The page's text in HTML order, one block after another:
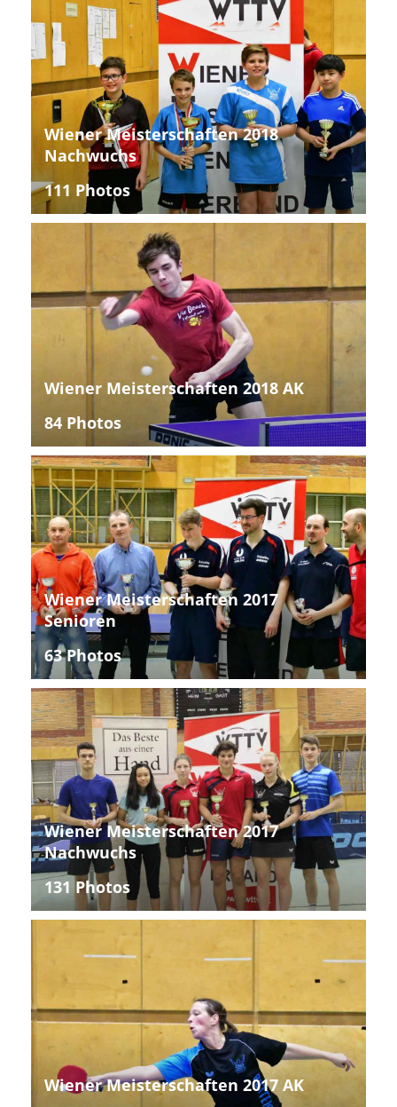
Wiener Meisterschaften 2018
Nachwuchs
111 Photos
Wiener Meisterschaften 2018 AK
84 Photos
Wiener Meisterschaften 2017
Senioren
63 Photos
Wiener Meisterschaften 2017
Nachwuchs
131 Photos
Wiener Meisterschaften 2017 AK